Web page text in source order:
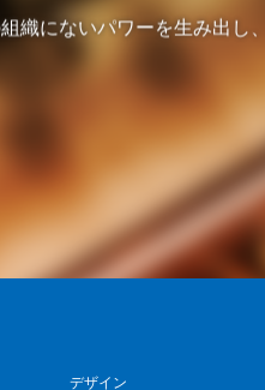
織にないパワーを生み出し、
デザイン